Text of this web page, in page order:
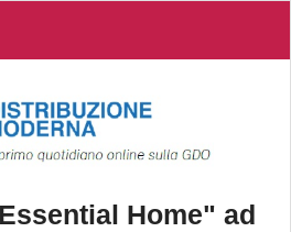
Home" ad